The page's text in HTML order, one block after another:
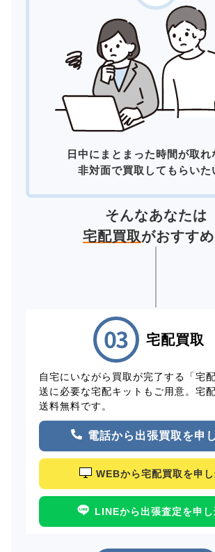
日中にまとまった時間が取れ
非対面で買取してもらいた
そんなあなたは
宅配買取がおすすめ
宅配買取
自宅にいながら買取が完了する「宅
送に必要な宅配キットもご用意。宅
送料無料です。
電話から出張買取を申
WEBから宅配買取を申
LINEから出張査定を申し